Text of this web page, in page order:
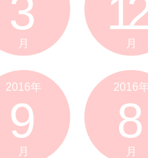
3
月
12
月
2016年
9
月
2016
8
月